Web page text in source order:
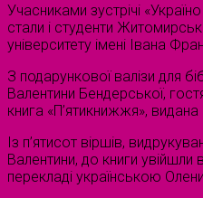
Учасниками зустрічі
стали і студенти
університету імені Івана
З подарункової валізи для
Валентини Бендерської,
книга «П’ятикнижжя»,
Із п’ятисот віршів,
Валентини, до книги увійшли
перекладі українською